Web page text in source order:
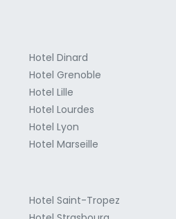
Hotel Dinard
Hotel Grenoble
Hotel Lille
Hotel Lourdes
Hotel Lyon
Hotel Marseille
Hotel Saint-Tropez